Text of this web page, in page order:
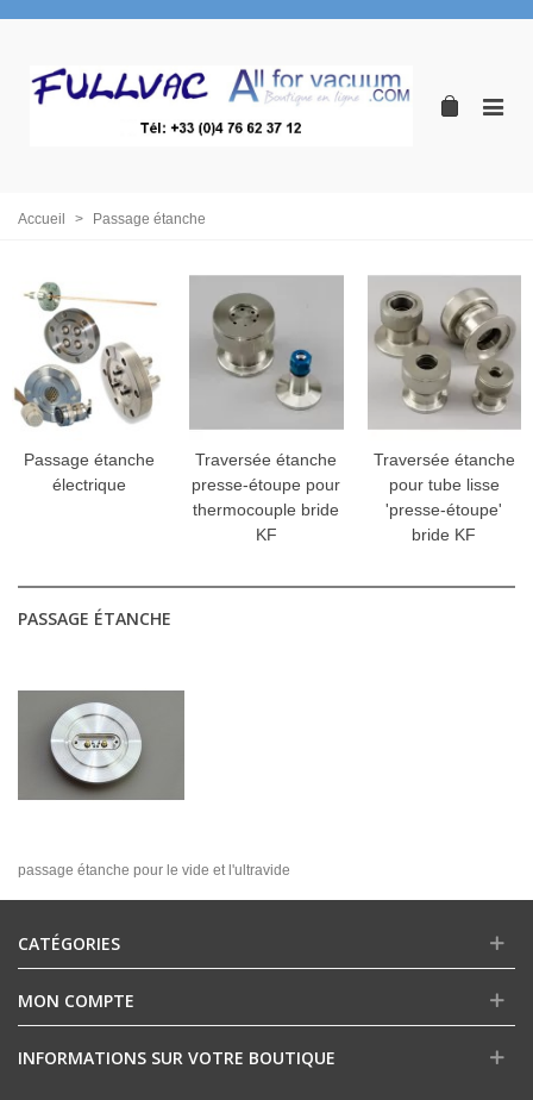
Accueil > Passage étanche
Passage étanche
électrique
Traversée étanche
presse-étoupe pour
thermocouple bride
KF
Traversée étanche
pour tube lisse
'presse-étoupe'
bride KF
PASSAGE ÉTANCHE
passage étanche pour le vide et l'ultravide
CATÉGORIES
MON COMPTE
INFORMATIONS SUR VOTRE BOUTIQUE